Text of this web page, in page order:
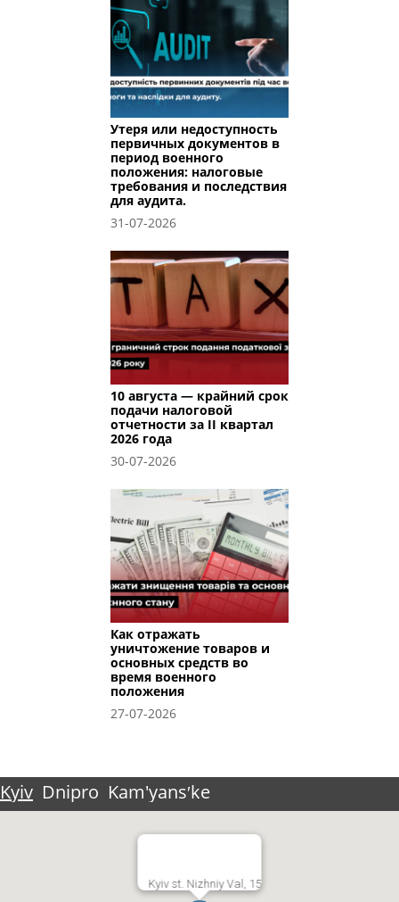
Утеря или недоступность
первичных документов в
период военного
положения: налоговые
требования и последствия
для аудита.
31-07-2026
10 августа — крайний срок
подачи налоговой
отчетности за II квартал
2026 года
30-07-2026
Как отражать
уничтожение товаров и
основных средств во
время военного
положения
27-07-2026
Kyiv Dnipro Kam'yansʹke
Kyiv st. Nizhniy Val, 15